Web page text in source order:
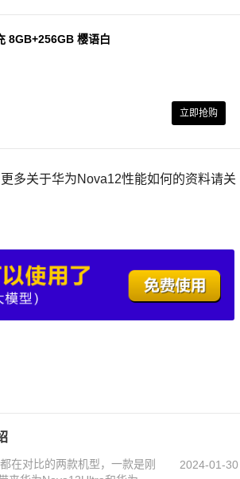
8GB+256GB 樱语白
立即抢购
多关于华为Nova12性能如何的资料请关
在对比的两款机型，一款是刚
2024-01-30